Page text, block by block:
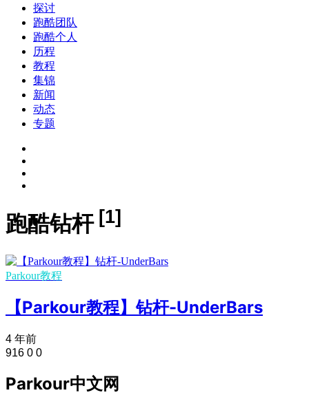
探讨
跑酷团队
跑酷个人
历程
教程
集锦
新闻
动态
专题
跑酷钻杆 [1]
Parkour教程
【Parkour教程】钻杆-UnderBars
4 年前
916 0 0
Parkour中文网